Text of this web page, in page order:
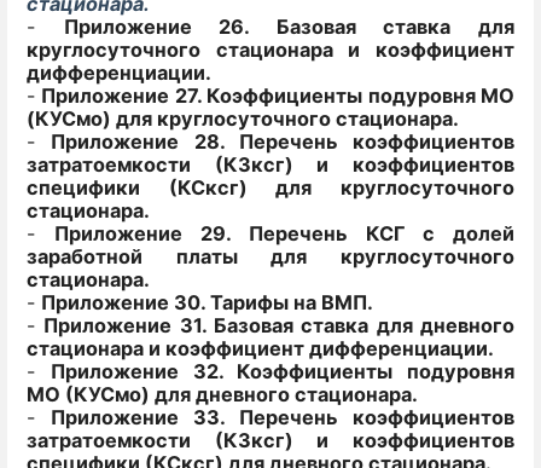
-
Приложение 26. Базовая ставка для
круглосуточного стационара и коэффициент
дифференциации.
- Приложение 27.Коэффициенты подуровня МО
(КУСмо) для круглосуточного стационара.
-
Приложение 28.Перечень коэффициентов
затратоемкости (КЗксг) и коэффициентов
специфики (КСксг) для круглосуточного
стационара.
-
Приложение 29. Перечень КСГ с долей
заработной платы для круглосуточного
стационара.
- Приложение 30. Тарифы на ВМП.
- Приложение 31.Базовая ставка для дневного
стационара и коэффициент дифференциации.
-
Приложение 32.Коэффициенты подуровня
МО (КУСмо) для дневного стационара.
-
Приложение 33. Перечень коэффициентов
затратоемкости (КЗксг) и коэффициентов
специфики (КСксг) для дневного стационара.